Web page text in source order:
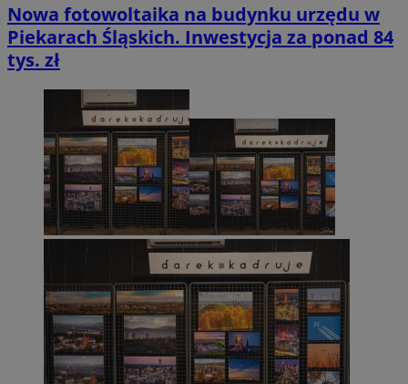
Nowa fotowoltaika na budynku urzędu w
Piekarach Śląskich. Inwestycja za ponad 84
tys. zł